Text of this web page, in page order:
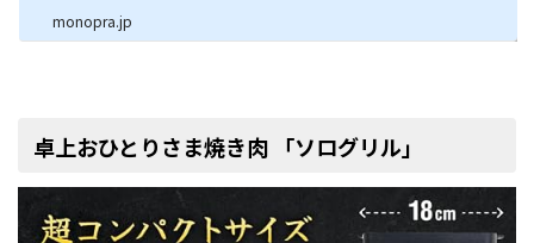
monopra.jp
卓上おひとりさま焼き肉 「ソログリル」